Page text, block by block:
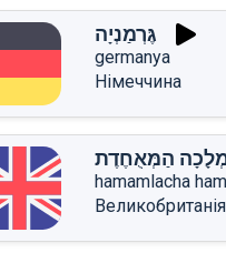
גֶּרְמַנְיָה
germanya
Німеччина
הַמְּאֻחֶדֶת
hamamlacha
Великобританія